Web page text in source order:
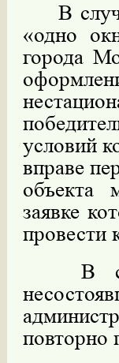
В
«одно
города
условий
вправе
объекта
заявке
провести
В
повторно